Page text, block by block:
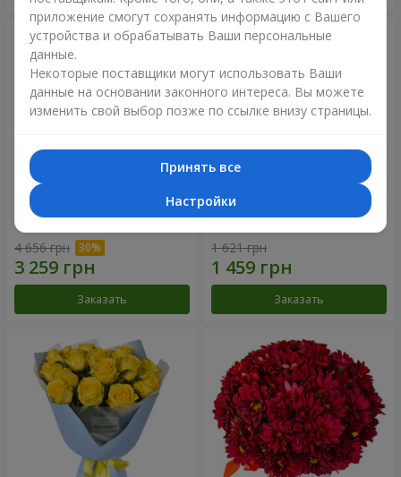
Букет "Крещатик"
4 656 грн
Заказать
Букет "Мы и лето"
1 621 грн
Заказать
приложение смогут сохранять информацию с Вашего
устройства и обрабатывать Ваши персональные
данные.
Некоторые поставщики могут использовать Ваши
данные на основании законного интереса. Вы можете
изменить свой выбор позже по ссылке внизу страницы.
Принять все
Настройки